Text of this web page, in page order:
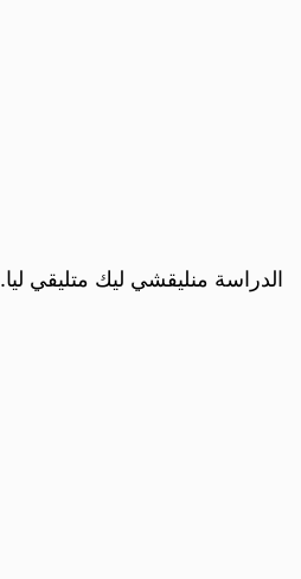
الدراسة منليقشي ليك متليقي ليا.